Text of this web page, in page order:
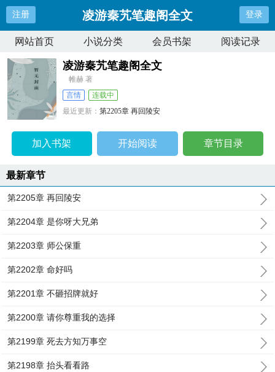
注册 凌游秦艽笔趣阁全文 登录
网站首页 小说分类 会员书架 阅读记录
凌游秦艽笔趣阁全文
帷赫 著
言情
连载中
最近更新：第2205章 再回陵安
加入书架 开始阅读 章节目录
最新章节
第2205章 再回陵安
第2204章 是你呀大兄弟
第2203章 师公保重
第2202章 命好吗
第2201章 不砸招牌就好
第2200章 请你尊重我的选择
第2199章 死去方知万事空
第2198章 抬头看看路